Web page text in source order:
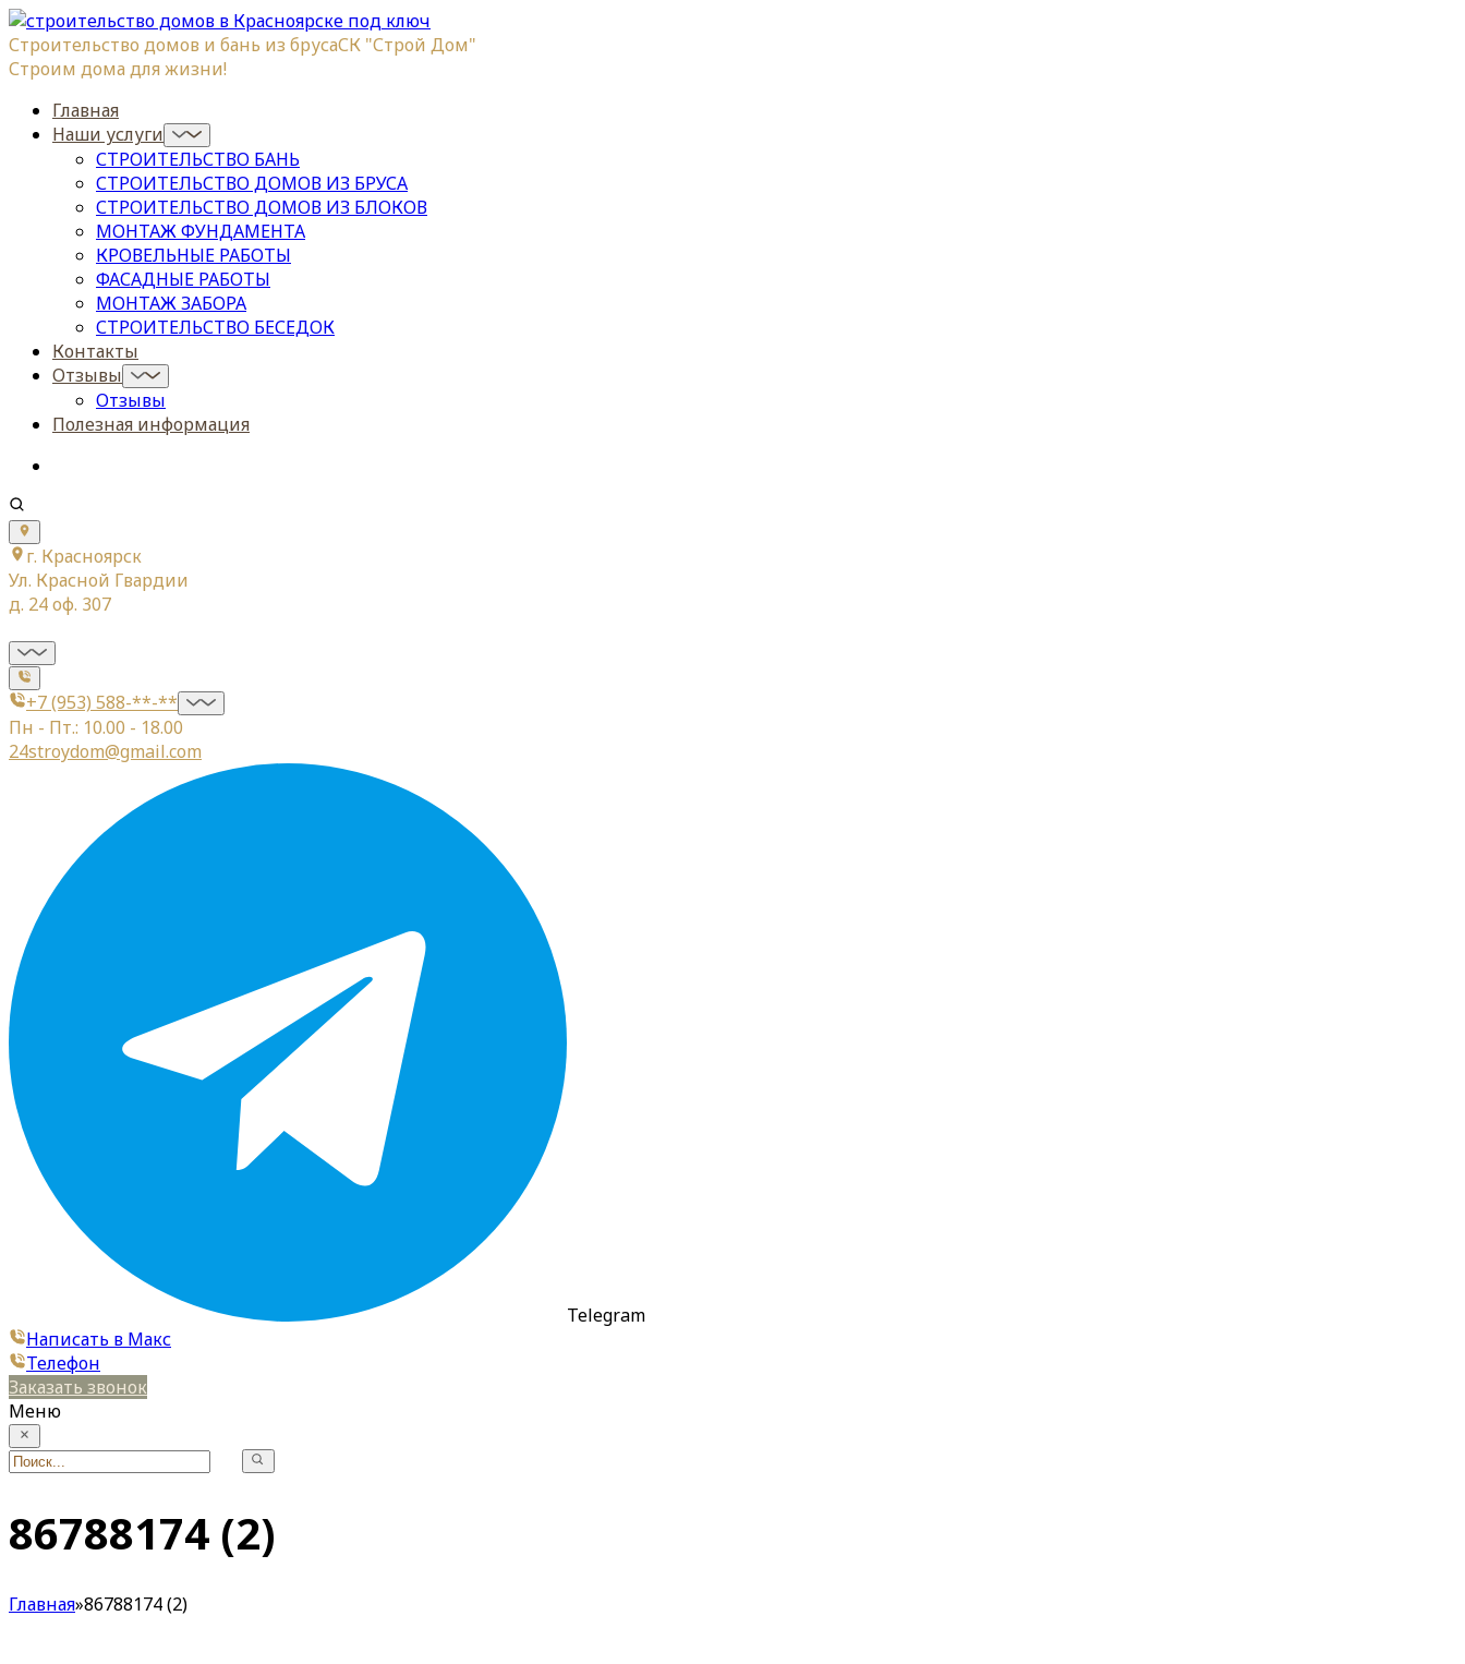
Строительство домов и бань из брусаСК "Строй Дом"
Строим дома для жизни!
Главная
Наши услуги
СТРОИТЕЛЬСТВО БАНЬ
СТРОИТЕЛЬСТВО ДОМОВ ИЗ БРУСА
СТРОИТЕЛЬСТВО ДОМОВ ИЗ БЛОКОВ
МОНТАЖ ФУНДАМЕНТА
КРОВЕЛЬНЫЕ РАБОТЫ
ФАСАДНЫЕ РАБОТЫ
МОНТАЖ ЗАБОРА
СТРОИТЕЛЬСТВО БЕСЕДОК
Контакты
Отзывы
Отзывы
Полезная информация
г. Красноярск
Ул. Красной Гвардии
д. 24 оф. 307
+7 (953) 588-**-**
Пн - Пт.: 10.00 - 18.00
24stroydom@gmail.com
Telegram
Написать в Макс
Телефон
Заказать звонок
Меню
86788174 (2)
Главная»86788174 (2)